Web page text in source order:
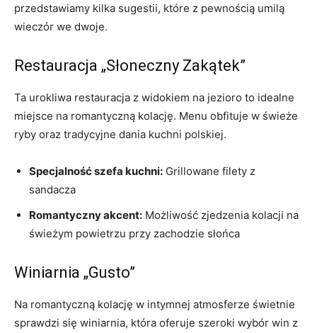
przedstawiamy kilka sugestii, które z pewnością umilą
wieczór we dwoje.
Restauracja „Słoneczny Zakątek”
Ta urokliwa restauracja z widokiem na jezioro to idealne
miejsce na romantyczną kolację. Menu obfituje w świeże
ryby oraz tradycyjne dania kuchni polskiej.
Specjalność szefa kuchni: Grillowane filety z
sandacza
Romantyczny akcent: Możliwość zjedzenia kolacji na
świeżym powietrzu przy zachodzie słońca
Winiarnia „Gusto”
Na romantyczną kolację w intymnej atmosferze świetnie
sprawdzi się winiarnia, która oferuje szeroki wybór win z